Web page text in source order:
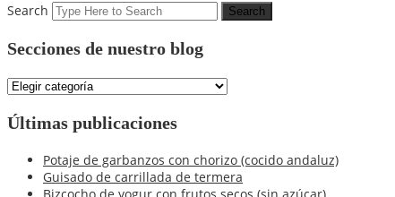
Search
Secciones de nuestro blog
Secciones
nuestro
Últimas publicaciones
Potaje de garbanzos con chorizo (cocido andaluz)
Guisado de carrillada de termera